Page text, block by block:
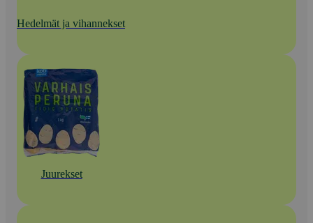
Hedelmät ja vihannekset
Juurekset